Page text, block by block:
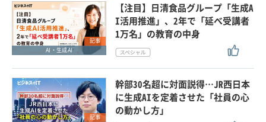
記事
AI・生成AI
【注目】日清食品グループ「生成A
I活用推進」、2年で「延べ受講者
1万名」の教育の中身
記事
幹部30名超に対面説得…JR西日本
に生成AIを定着させた「社員の心
の動かし方」